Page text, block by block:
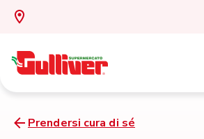
Prendersi cura di sé